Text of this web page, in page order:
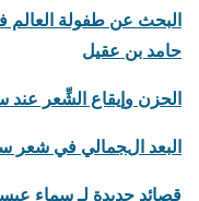
البحث عن طفولة العالم
حامد بن عقيل
الحزن وإيقاع الشِّعر
البعد الجمالي في
قصائد جديدة لِـ سماء